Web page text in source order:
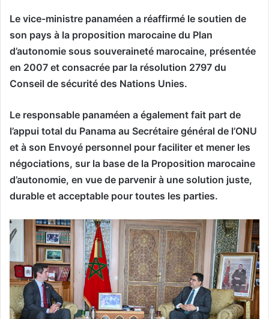
Le vice-ministre panaméen a réaffirmé le soutien de
son pays à la proposition marocaine du Plan
d’autonomie sous souveraineté marocaine, présentée
en 2007 et consacrée par la résolution 2797 du
Conseil de sécurité des Nations Unies.
Le responsable panaméen a également fait part de
l’appui total du Panama au Secrétaire général de l’ONU
et à son Envoyé personnel pour faciliter et mener les
négociations, sur la base de la Proposition marocaine
d’autonomie, en vue de parvenir à une solution juste,
durable et acceptable pour toutes les parties.